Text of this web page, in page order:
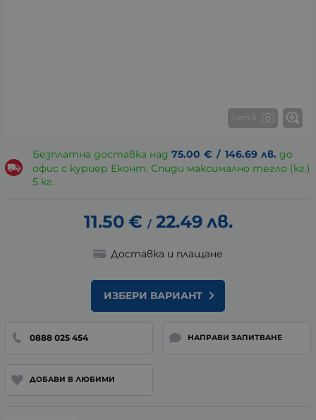
1 от 5
Безплатна доставка над 75.00 € / 146.69 лв. до
офис с куриер Еконт, Спиди максимално тегло (кг.)
5 кг.
11.50 € / 22.49 лв.
Доставка и плащане
ИЗБЕРИ ВАРИАНТ
0888 025 454 НАПРАВИ ЗАПИТВАНЕ
ДОБАВИ В ЛЮБИМИ